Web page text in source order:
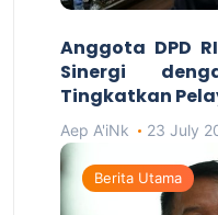
Anggota DPD
Sinergi
Tingkatkan
Aep A'iNk 23 July
Berita Utama